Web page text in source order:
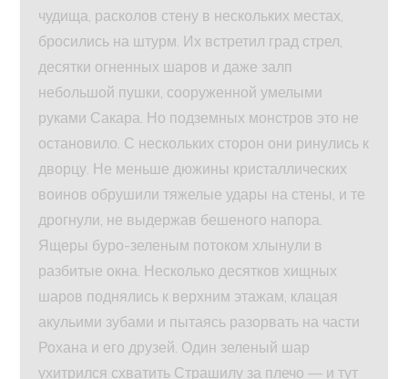
чудища, расколов стену в нескольких местах,
бросились на штурм. Их встретил град стрел,
десятки огненных шаров и даже залп
небольшой пушки, сооруженной умелыми
руками Сакара. Но подземных монстров это не
остановило. С нескольких сторон они ринулись к
дворцу. Не меньше дюжины кристаллических
воинов обрушили тяжелые удары на стены, и те
дрогнули, не выдержав бешеного напора.
Ящеры буро-зеленым потоком хлынули в
разбитые окна. Несколько десятков хищных
шаров поднялись к верхним этажам, клацая
акульими зубами и пытаясь разорвать на части
Рохана и его друзей. Один зеленый шар
ухитрился схватить Страшилу за плечо — и тут